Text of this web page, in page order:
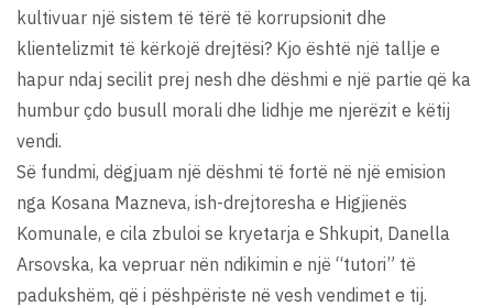
kultivuar një sistem të tërë të korrupsionit dhe
klientelizmit të kërkojë drejtësi? Kjo është një tallje e
hapur ndaj secilit prej nesh dhe dëshmi e një partie që ka
humbur çdo busull morali dhe lidhje me njerëzit e këtij
vendi.
Së fundmi, dëgjuam një dëshmi të fortë në një emision
nga Kosana Mazneva, ish-drejtoresha e Higjienës
Komunale, e cila zbuloi se kryetarja e Shkupit, Danella
Arsovska, ka vepruar nën ndikimin e një “tutori” të
padukshëm, që i pëshpëriste në vesh vendimet e tij.